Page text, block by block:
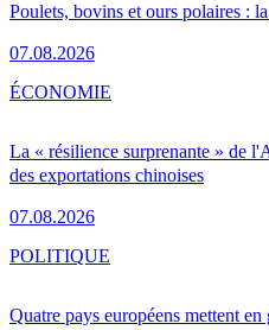
Poulets, bovins et ours polaires :
07.08.2026
La « résilience surprenante » de
des exportations chinoises
07.08.2026
ÉCONOMIE
Quatre pays européens mettent
POLITIQUE